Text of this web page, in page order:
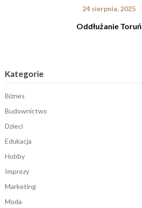
24 sierpnia, 2025
Oddłużanie Toruń
Kategorie
Biznes
Budownictwo
Dzieci
Edukacja
Hobby
Imprezy
Marketing
Moda